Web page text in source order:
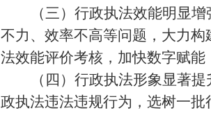
（三）行政执法效能明显
不力、效率不高等问题，大力
法效能评价考核，加快数字赋能
（四）行政执法形象显著
政执法违法违规行为，选树一